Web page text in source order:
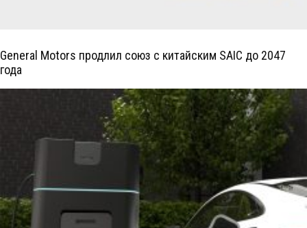
General Motors продлил союз с китайским SAIC до 2047
года